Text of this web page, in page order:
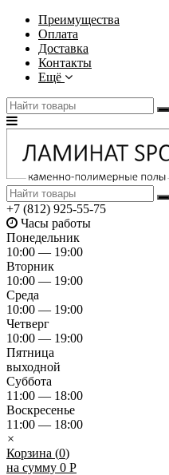
Преимущества
Оплата
Доставка
Контакты
Ещё
+7 (812) 925-55-75
Часы работы
Понедельник
10:00 — 19:00
Вторник
10:00 — 19:00
Среда
10:00 — 19:00
Четверг
10:00 — 19:00
Пятница
выходной
Суббота
11:00 — 18:00
Воскресенье
11:00 — 18:00
×
Корзина (0)
на сумму 0 Р